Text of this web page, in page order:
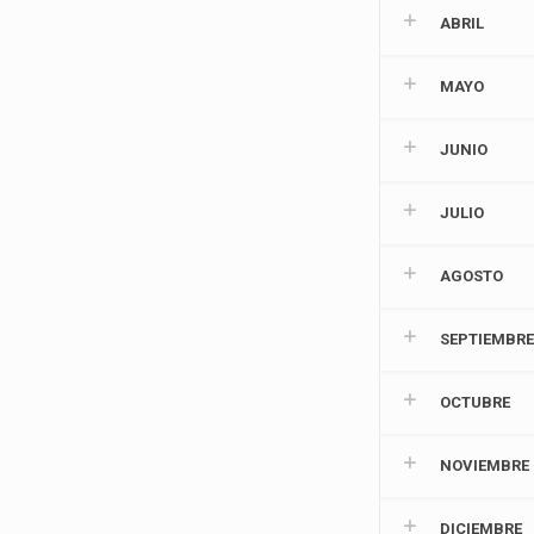
ABRIL
MAYO
JUNIO
JULIO
AGOSTO
SEPTIEMBRE
OCTUBRE
NOVIEMBRE
DICIEMBRE